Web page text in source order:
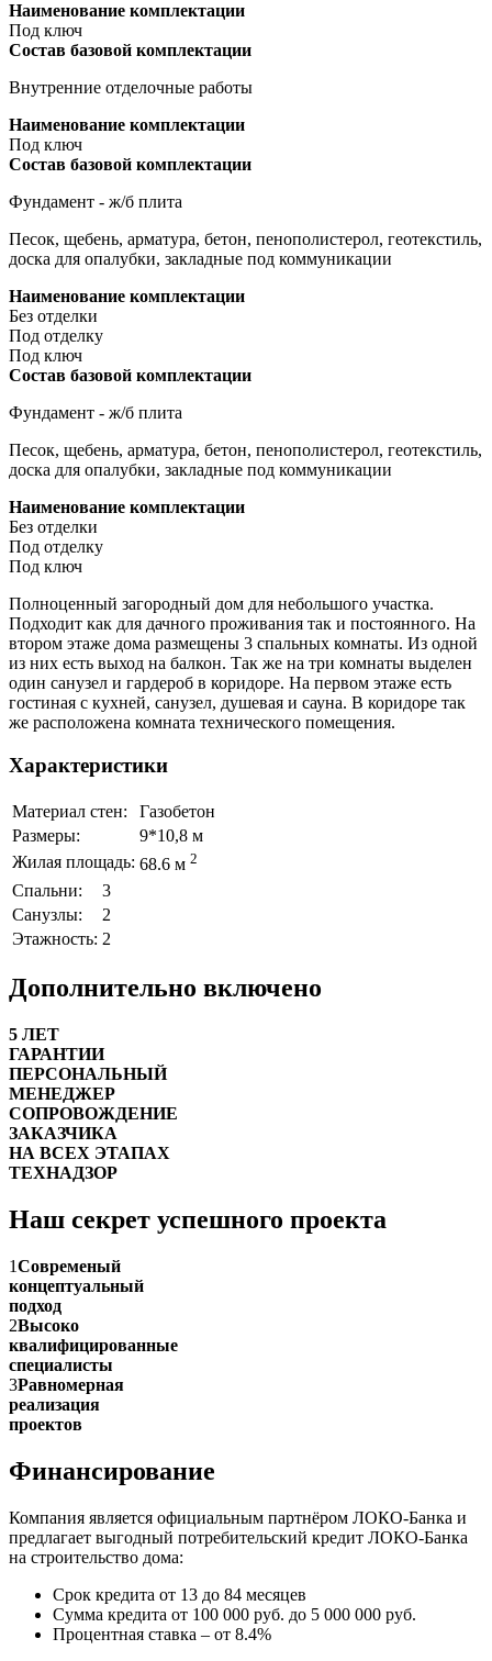
Наименование комплектации
Под ключ
Состав базовой комплектации
Внутренние отделочные работы
Наименование комплектации
Под ключ
Состав базовой комплектации
Фундамент - ж/б плита
Песок, щебень, арматура, бетон, пенополистерол, геотекстиль,
доска для опалубки, закладные под коммуникации
Наименование комплектации
Без отделки
Под отделку
Под ключ
Состав базовой комплектации
Фундамент - ж/б плита
Песок, щебень, арматура, бетон, пенополистерол, геотекстиль,
доска для опалубки, закладные под коммуникации
Наименование комплектации
Без отделки
Под отделку
Под ключ
Полноценный загородный дом для небольшого участка.
Подходит как для дачного проживания так и постоянного. На
втором этаже дома размещены 3 спальных комнаты. Из одной
из них есть выход на балкон. Так же на три комнаты выделен
один санузел и гардероб в коридоре. На первом этаже есть
гостиная с кухней, санузел, душевая и сауна. В коридоре так
же расположена комната технического помещения.
Характеристики
Материал стен:
Газобетон
Размеры:
9*10,8 м
Жилая площадь: 68.6 м 2
Спальни:
3
Санузлы:
2
Этажность: 2
Дополнительно включено
5 ЛЕТ
ГАРАНТИИ
ПЕРСОНАЛЬНЫЙ
МЕНЕДЖЕР
СОПРОВОЖДЕНИЕ
ЗАКАЗЧИКА
НА ВСЕХ ЭТАПАХ
ТЕХНАДЗОР
Наш секрет успешного проекта
1Современый
концептуальный
подход
2Высоко
квалифицированные
специалисты
3Равномерная
реализация
проектов
Финансирование
Компания является официальным партнёром ЛОКО-Банка и
предлагает выгодный потребительский кредит ЛОКО-Банка
на строительство дома:
Срок кредита от 13 до 84 месяцев
Сумма кредита от 100 000 руб. до 5 000 000 руб.
Процентная ставка – от 8.4%